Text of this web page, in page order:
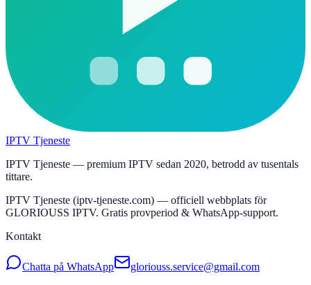
IPTV Tjeneste
IPTV Tjeneste — premium IPTV sedan 2020, betrodd av tusentals
tittare.
IPTV Tjeneste (iptv-tjeneste.com) — officiell webbplats för
GLORIOUSS IPTV. Gratis provperiod & WhatsApp-support.
Kontakt
Chatta på WhatsApp gloriouss.service@gmail.com